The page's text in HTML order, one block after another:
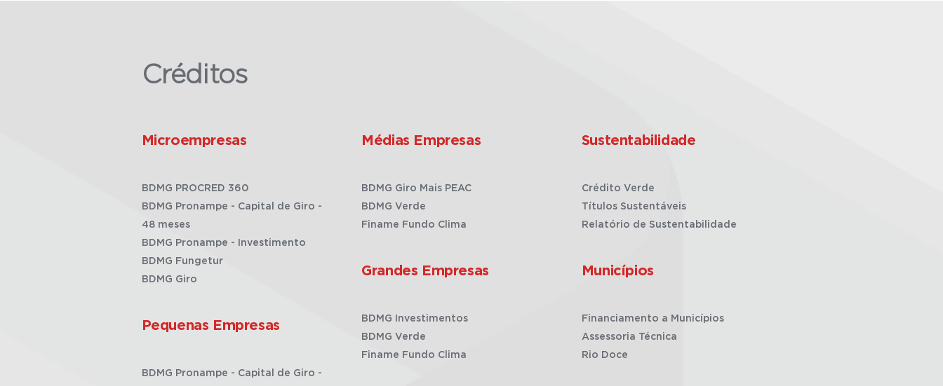
Créditos
Microempresas
BDMG PROCRED 360
BDMG Pronampe - Capital de Giro -
48 meses
BDMG Pronampe - Investimento
BDMG Fungetur
BDMG Giro
Pequenas Empresas
BDMG Pronampe - Capital de Giro -
Médias Empresas
BDMG Giro Mais PEAC
BDMG Verde
Finame Fundo Clima
Grandes Empresas
BDMG Investimentos
BDMG Verde
Finame Fundo Clima
Sustentabilidade
Crédito Verde
Títulos Sustentáveis
Relatório de Sustentabilidade
Municípios
Financiamento a Municípios
Assessoria Técnica
Rio Doce